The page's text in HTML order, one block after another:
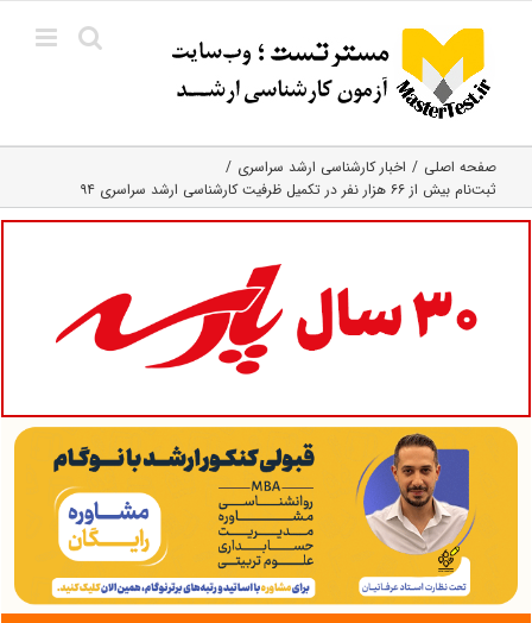
content
صفحه اصلی
اخبار کارشناسی ارشد سراسری
ثبت‌نام بیش از ۶۶ هزار نفر در تکمیل ظرفیت کارشناسی ارشد سراسری ۹۴